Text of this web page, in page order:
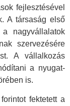
fejlesztésével
A társaság első
nagyvállalatok
szervezésére
A vállalkozás
a nyugat-
is.
fektetett a